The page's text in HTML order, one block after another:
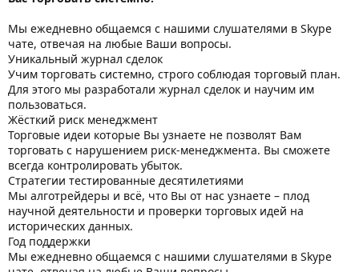
Мы ежедневно общаемся с нашими слушателями в Skype
чате, отвечая на любые Ваши вопросы.
Уникальный журнал сделок
Учим торговать системно, строго соблюдая торговый план.
Для этого мы разработали журнал сделок и научим им
пользоваться.
Жёсткий риск менеджмент
Торговые идеи которые Вы узнаете не позволят Вам
торговать с нарушением риск-менеджмента. Вы сможете
всегда контролировать убыток.
Стратегии тестированные десятилетиями
Мы алготрейдеры и всё, что Вы от нас узнаете – плод
научной деятельности и проверки торговых идей на
исторических данных.
Год поддержки
Мы ежедневно общаемся с нашими слушателями в Skype